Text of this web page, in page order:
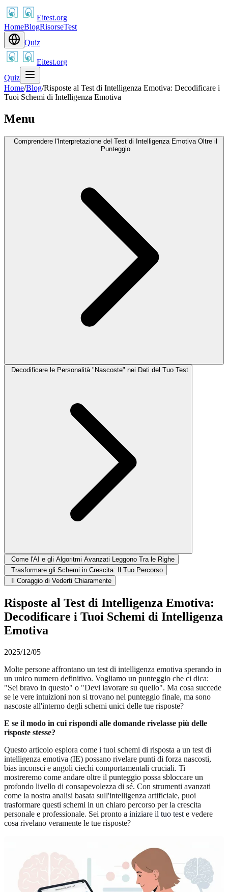
Eitest.org
HomeBlogRisorseTest
Quiz
Eitest.org
Quiz
Home/Blog/Risposte al Test di Intelligenza Emotiva: Decodificare i
Tuoi Schemi di Intelligenza Emotiva
Menu
Comprendere l'Interpretazione del Test di Intelligenza Emotiva Oltre il
Punteggio
Decodificare le Personalità "Nascoste" nei Dati del Tuo Test
Come l'AI e gli Algoritmi Avanzati Leggono Tra le Righe
Trasformare gli Schemi in Crescita: Il Tuo Percorso
Il Coraggio di Vederti Chiaramente
Risposte al Test di Intelligenza Emotiva:
Decodificare i Tuoi Schemi di Intelligenza
Emotiva
2025/12/05
Molte persone affrontano un test di intelligenza emotiva sperando in
un unico numero definitivo. Vogliamo un punteggio che ci dica:
"Sei bravo in questo" o "Devi lavorare su quello". Ma cosa succede
se le vere intuizioni non si trovano nel punteggio finale, ma sono
nascoste all'interno degli schemi unici delle tue risposte?
E se il modo in cui rispondi alle domande rivelasse più delle
risposte stesse?
Questo articolo esplora come i tuoi schemi di risposta a un test di
intelligenza emotiva (IE) possano rivelare punti di forza nascosti,
bias inconsci e angoli ciechi comportamentali cruciali. Ti
mostreremo come andare oltre il punteggio possa sbloccare un
profondo livello di consapevolezza di sé. Con strumenti avanzati
come la nostra analisi basata sull'intelligenza artificiale, puoi
trasformare questi schemi in un chiaro percorso per la crescita
personale e professionale. Sei pronto a iniziare il tuo test e vedere
cosa rivelano veramente le tue risposte?